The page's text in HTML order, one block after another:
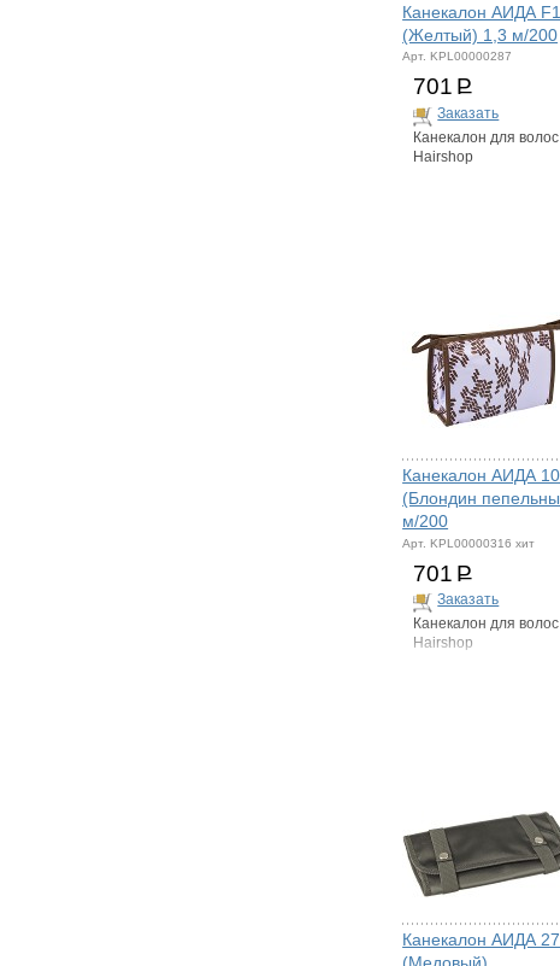
Канекалон АИДА
(Желтый) 1,3 м/200
Арт. KPL00000287
701 Р
Заказать
Канекалон для волос
Hairshop
Канекалон АИДА
(Блондин
м/200
Арт. KPL00000316 хит
701 Р
Заказать
Канекалон для волос
Hairshop
Канекалон АИДА
(Медовый)